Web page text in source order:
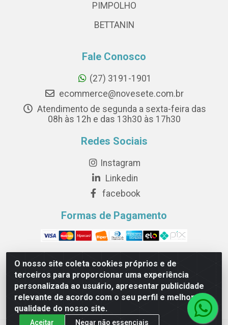
O nosso site coleta cookies próprios e de
terceiros para proporcionar uma experiência
personalizada ao usuário, apresentar publicidade
relevante de acordo com o seu perfil e melhorar a
qualidade do nosso site.
Aceitar Negar não essenciais
PIMPOLHO
BETTANIN
Fale Conosco
(27) 3191-1901
ecommerce@novesete.com.br
Atendimento de segunda a sexta-feira das
08h às 12h e das 13h30 às 17h30
Redes Sociais
Instagram
Linkedin
facebook
Formas de Pagamento
Novesete Distribuidora LTDA - Avenida Setecentos, S/N,
Terminal Intermodal da Serra, Serra/ES - CEP 29161-
414 - CNPJ 29.479.604/0001-44